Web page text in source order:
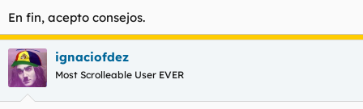
En fin, acepto consejos.
ignaciofdez
Most Scrolleable User EVER